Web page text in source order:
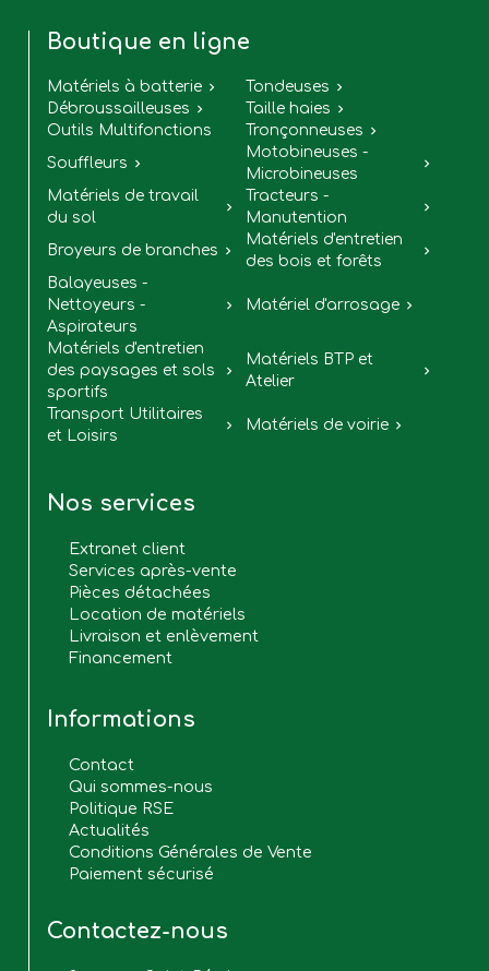
Boutique en ligne
Matériels à batterie  Tondeuses 
Débroussailleuses  Taille haies 
Outils Multifonctions Tronçonneuses 
Souffleurs 
Motobineuses -
Microbineuses

Matériels de travail
du sol

Tracteurs -
Manutention

Broyeurs de branches 
Matériels d'entretien
des bois et forêts

Balayeuses -
Nettoyeurs -
Aspirateurs
 Matériel d'arrosage 
Matériels d'entretien
des paysages et sols
sportifs

Matériels BTP et
Atelier

Transport Utilitaires
et Loisirs
 Matériels de voirie 
Nos services
Extranet client
Services après-vente
Pièces détachées
Location de matériels
Livraison et enlèvement
Financement
Informations
Contact
Qui sommes-nous
Politique RSE
Actualités
Conditions Générales de Vente
Paiement sécurisé
Contactez-nous